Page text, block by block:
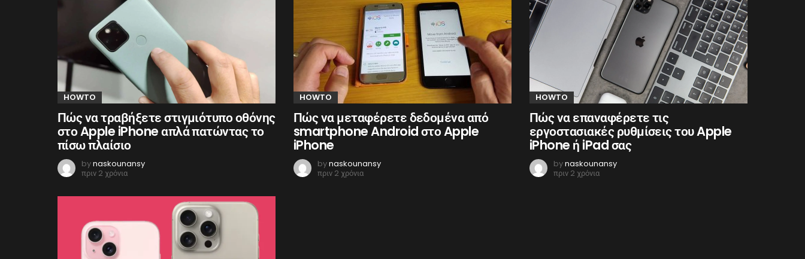
HOWTO
Πώς να τραβήξετε στιγμιότυπο οθόνης
στο Apple iPhone απλά πατώντας το
πίσω πλαίσιο
bynaskounansy
πριν 2 χρόνια
HOWTO
Πώς να μεταφέρετε δεδομένα από
smartphone Android στο Apple
iPhone
bynaskounansy
πριν 2 χρόνια
HOWTO
Πώς να επαναφέρετε τις
εργοστασιακές ρυθμίσεις του Apple
iPhone ή iPad σας
bynaskounansy
πριν 2 χρόνια